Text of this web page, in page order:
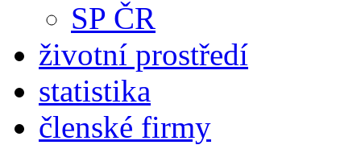
SP ČR
životní prostředí
statistika
členské firmy